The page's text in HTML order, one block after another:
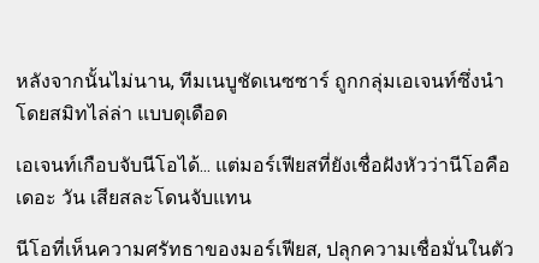
หลังจากนั้นไม่นาน, ทีมเนบูชัดเนซซาร์ ถูกกลุ่มเอเจนท์ซึ่งนำ
โดยสมิทไล่ล่า แบบดุเดือด
เอเจนท์เกือบจับนีโอได้... แต่มอร์เฟียสที่ยังเชื่อฝังหัวว่านีโอคือ
เดอะ วัน เสียสละโดนจับแทน
นีโอที่เห็นความศรัทธาของมอร์เฟียส, ปลุกความเชื่อมั่นในตัว